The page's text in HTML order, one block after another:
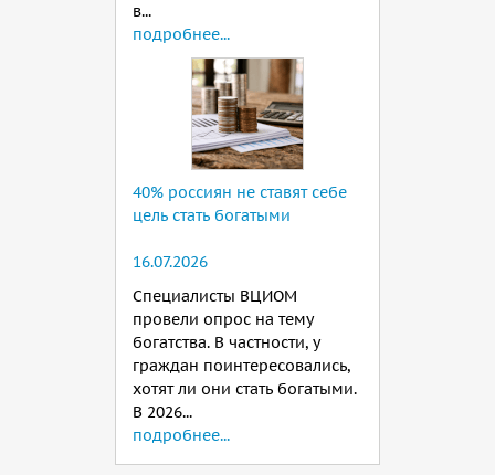
в...
подробнее...
40% россиян не ставят себе
цель стать богатыми
16.07.2026
Специалисты ВЦИОМ
провели опрос на тему
богатства. В частности, у
граждан поинтересовались,
хотят ли они стать богатыми.
В 2026...
подробнее...